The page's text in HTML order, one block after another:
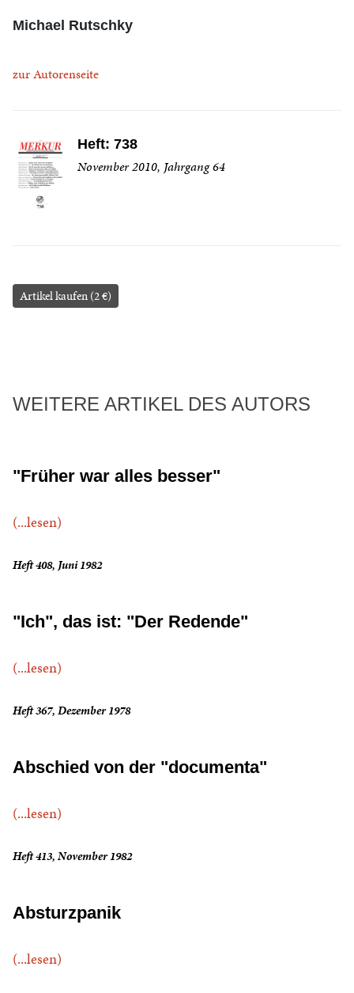
Michael Rutschky
zur Autorenseite
Heft: 738
November 2010, Jahrgang 64
Artikel kaufen (2 €)
WEITERE ARTIKEL DES AUTORS
"Früher war alles besser"
(...lesen)
Heft 408, Juni 1982
"Ich", das ist: "Der Redende"
(...lesen)
Heft 367, Dezember 1978
Abschied von der "documenta"
(...lesen)
Heft 413, November 1982
Absturzpanik
(...lesen)